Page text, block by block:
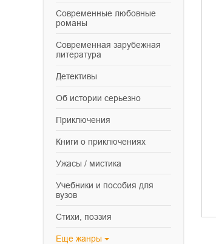
современные любовные
романы
современная зарубежная
литература
детективы
об истории серьезно
приключения
книги о приключениях
ужасы / мистика
учебники и пособия для
вузов
cтихи, поэзия
Еще жанры